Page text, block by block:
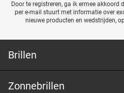
Door te registreren, ga ik ermee
per e-mail stuurt met informatie over
nieuwe producten en wedstrijden,
Brillen
Zonnebrillen